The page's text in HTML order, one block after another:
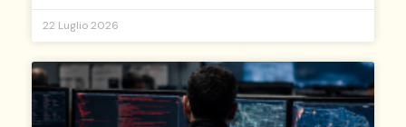
22 Luglio 2026